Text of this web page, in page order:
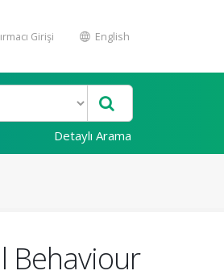
Girişi English
Detaylı Arama
Behaviour